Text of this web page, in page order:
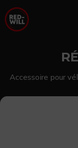
Accessoire pour